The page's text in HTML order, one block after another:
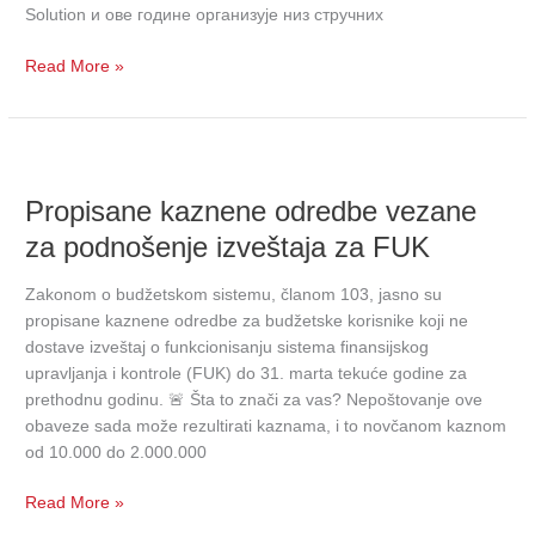
Solution и ове године организује низ стручних
Read More »
Propisane kaznene odredbe vezane
za podnošenje izveštaja za FUK
Zakonom o budžetskom sistemu, članom 103, jasno su
propisane kaznene odredbe za budžetske korisnike koji ne
dostave izveštaj o funkcionisanju sistema finansijskog
upravljanja i kontrole (FUK) do 31. marta tekuće godine za
prethodnu godinu. 🚨 Šta to znači za vas? Nepoštovanje ove
obaveze sada može rezultirati kaznama, i to novčanom kaznom
od 10.000 do 2.000.000
odredbe
za
podnošenje
izveštaja
za
Read More »